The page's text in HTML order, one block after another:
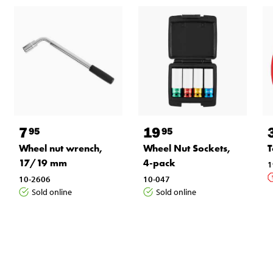
795
Wheel nut wrench,
17/19 mm
10-2606
Sold online
1995
Wheel Nut Sockets,
4-pack
10-047
Sold online